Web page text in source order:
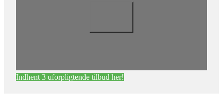
Indhent 3 uforpligtende tilbud her!